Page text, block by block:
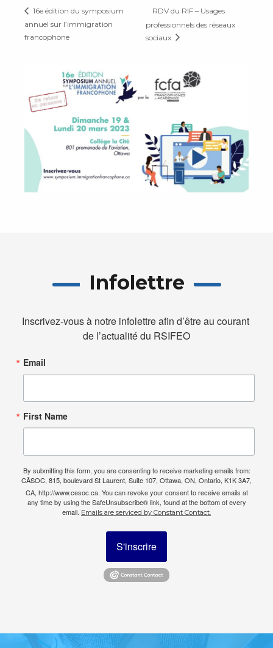
16e édition du symposium
annuel sur l’immigration
francophone
RDV du RIF – Usages
professionnels des réseaux
sociaux
Infolettre
Inscrivez-vous à notre infolettre afin d’être au courant
de l’actualité du RSIFEO
Email
First Name
By submitting this form, you are consenting to receive marketing emails from:
CÃSOC, 815, boulevard St Laurent, Suite 107, Ottawa, ON, Ontario, K1K 3A7,
CA, http://www.cesoc.ca. You can revoke your consent to receive emails at
any time by using the SafeUnsubscribe® link, found at the bottom of every
email. Emails are serviced by Constant Contact.
S'inscrire